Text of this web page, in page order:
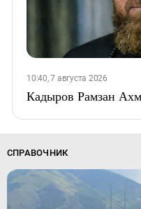
10:40, 7 августа 2026
Кадыров Рамзан
СПРАВОЧНИК